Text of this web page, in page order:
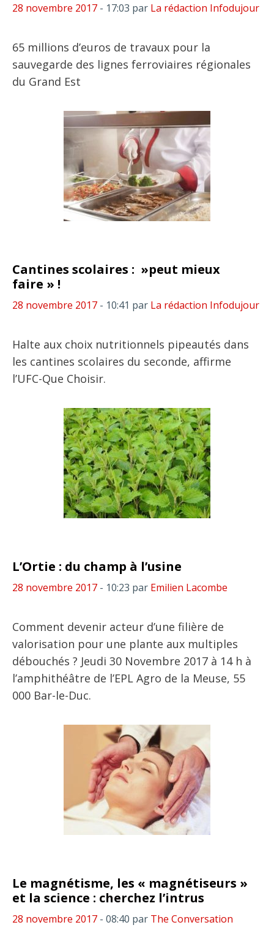
28 novembre 2017 - 17:03 par La rédaction Infodujour
65 millions d’euros de travaux pour la
sauvegarde des lignes ferroviaires régionales
du Grand Est
Cantines scolaires : »peut mieux
faire » !
28 novembre 2017 - 10:41 par La rédaction Infodujour
Halte aux choix nutritionnels pipeautés dans
les cantines scolaires du seconde, affirme
l’UFC-Que Choisir.
L’Ortie : du champ à l’usine
28 novembre 2017 - 10:23 par Emilien Lacombe
Comment devenir acteur d’une filière de
valorisation pour une plante aux multiples
débouchés ? Jeudi 30 Novembre 2017 à 14 h à
l’amphithéâtre de l’EPL Agro de la Meuse, 55
000 Bar-le-Duc.
Le magnétisme, les « magnétiseurs »
et la science : cherchez l’intrus
28 novembre 2017 - 08:40 par The Conversation